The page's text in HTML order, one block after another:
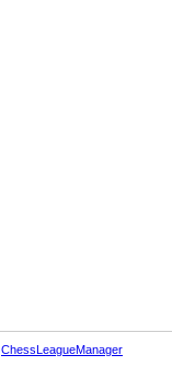
ChessLeagueManager